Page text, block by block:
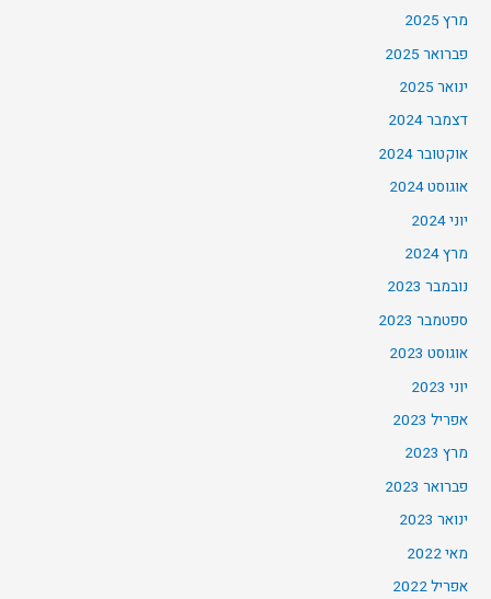
מרץ 2025
פברואר 2025
ינואר 2025
דצמבר 2024
אוקטובר 2024
אוגוסט 2024
יוני 2024
מרץ 2024
נובמבר 2023
ספטמבר 2023
אוגוסט 2023
יוני 2023
אפריל 2023
מרץ 2023
פברואר 2023
ינואר 2023
מאי 2022
אפריל 2022